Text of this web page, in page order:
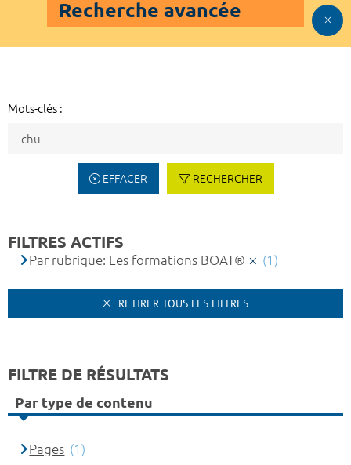
Recherche avancée
Mots-clés :
EFFACER RECHERCHER
FILTRES ACTIFS
Par rubrique: Les formations BOAT® (1)
RETIRER TOUS LES FILTRES
FILTRE DE RÉSULTATS
Par type de contenu
Pages (1)